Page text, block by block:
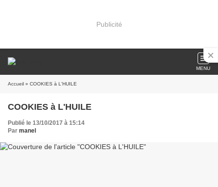
Publicité
MENU
Accueil » COOKIES à L'HUILE
COOKIES à L'HUILE
Publié le 13/10/2017 à 15:14
Par manel